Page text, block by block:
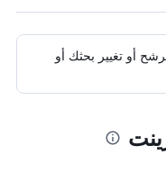
أو تغيير بحثك أو